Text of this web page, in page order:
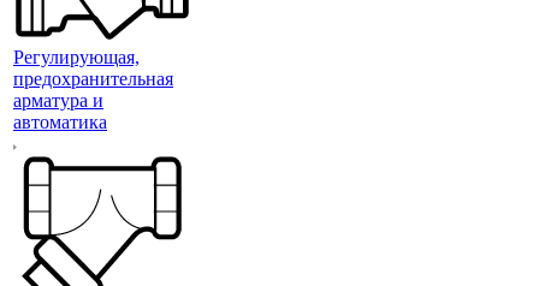
Регулирующая,
предохранительная
арматура и
автоматика